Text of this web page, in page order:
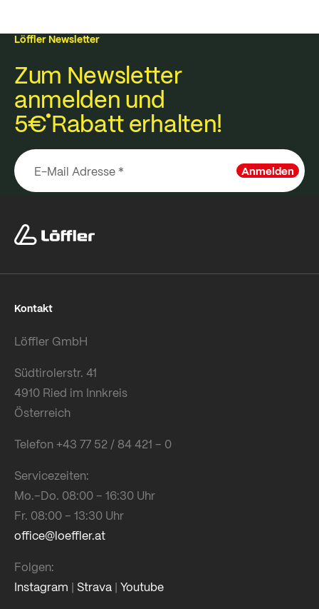
Löffler Newsletter
Zum Newsletter
anmelden und
5€Rabatt erhalten!
Anmelden
Kontakt
Löffler GmbH
Südtirolerstr. 41
4910 Ried im Innkreis
Österreich
Telefon +43 77 52 / 84 421 – 0
Servicezeiten:
Mo.–Do. 08:00 – 16:30 Uhr
Fr. 08:00 – 13:30 Uhr
office@loeffler.at
Folgen:
Instagram | Strava | Youtube